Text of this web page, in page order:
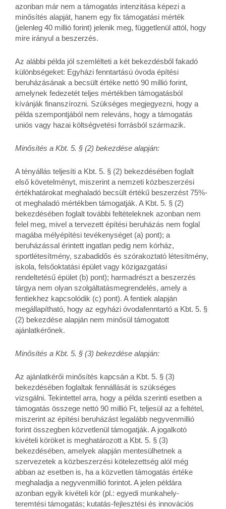
azonban már nem a támogatás intenzitása képezi a
minősítés alapját, hanem egy fix támogatási mérték
(jelenleg 40 millió forint) jelenik meg, függetlenül attól, hogy
mire irányul a beszerzés.
Az alábbi példa jól szemlélteti a két bekezdésből fakadó
különbségeket: Egyházi fenntartású óvoda építési
beruházásának a becsült értéke nettó 90 millió forint,
amelynek fedezetét teljes mértékben támogatásból
kívánják finanszírozni. Szükséges megjegyezni, hogy a
példa szempontjából nem releváns, hogy a támogatás
uniós vagy hazai költségvetési forrásból származik.
Minősítés a Kbt. 5. § (2) bekezdése alapján:
A tényállás teljesíti a Kbt. 5. § (2) bekezdésében foglalt
első követelményt, miszerint a nemzeti közbeszerzési
értékhatárokat meghaladó becsült értékű beszerzést 75%-
ot meghaladó mértékben támogatják. A Kbt. 5. § (2)
bekezdésében foglalt további feltételeknek azonban nem
felel meg, mivel a tervezett építési beruházás nem foglal
magába mélyépítési tevékenységet (a) pont); a
beruházással érintett ingatlan pedig nem kórház,
sportlétesítmény, szabadidős és szórakoztató létesítmény,
iskola, felsőoktatási épület vagy közigazgatási
rendeltetésű épület (b) pont); harmadrészt a beszerzés
tárgya nem olyan szolgáltatásmegrendelés, amely a
fentiekhez kapcsolódik (c) pont). A fentiek alapján
megállapítható, hogy az egyházi óvodafenntartó a Kbt. 5. §
(2) bekezdése alapján nem minősül támogatott
ajánlatkérőnek.
Minősítés a Kbt. 5. § (3) bekezdése alapján:
Az ajánlatkérői minősítés kapcsán a Kbt. 5. § (3)
bekezdésében foglaltak fennállását is szükséges
vizsgálni. Tekintettel arra, hogy a példa szerinti esetben a
támogatás összege nettó 90 millió Ft, teljesül az a feltétel,
miszerint az építési beruházást legalább negyvenmillió
forint összegben közvetlenül támogatják. A jogalkotó
kivételi köröket is meghatározott a Kbt. 5. § (3)
bekezdésében, amelyek alapján mentesülhetnek a
szervezetek a közbeszerzési kötelezettség alól még
abban az esetben is, ha a közvetlen támogatás értéke
meghaladja a negyvenmillió forintot. A jelen példára
azonban egyik kivételi kör (pl.: egyedi munkahely-
teremtési támogatás; kutatás-fejlesztési és innovációs